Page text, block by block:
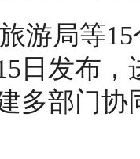
游局等
日发布
多部门